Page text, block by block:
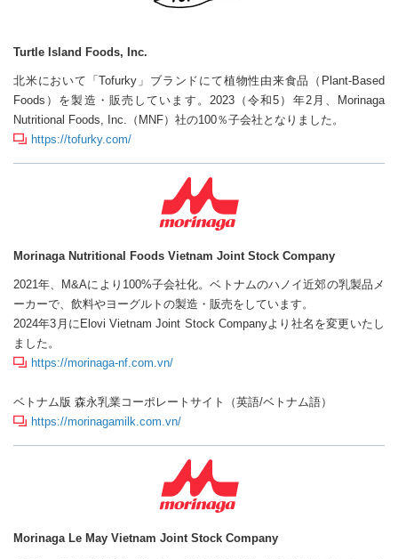
Turtle Island Foods, Inc.
北米において「Tofurky」ブランドにて植物性由来食品（Plant-Based
Foods）を製造・販売しています。2023（令和5）年2月、Morinaga
Nutritional Foods, Inc.（MNF）社の100％子会社となりました。
https://tofurky.com/
Morinaga Nutritional Foods Vietnam Joint Stock Company
2021年、M&Aにより100%子会社化。ベトナムのハノイ近郊の乳製品メ
ーカーで、飲料やヨーグルトの製造・販売をしています。
2024年3月にElovi Vietnam Joint Stock Companyより社名を変更いたし
ました。
https://morinaga-nf.com.vn/
ベトナム版 森永乳業コーポレートサイト（英語/ベトナム語）
https://morinagamilk.com.vn/
Morinaga Le May Vietnam Joint Stock Company